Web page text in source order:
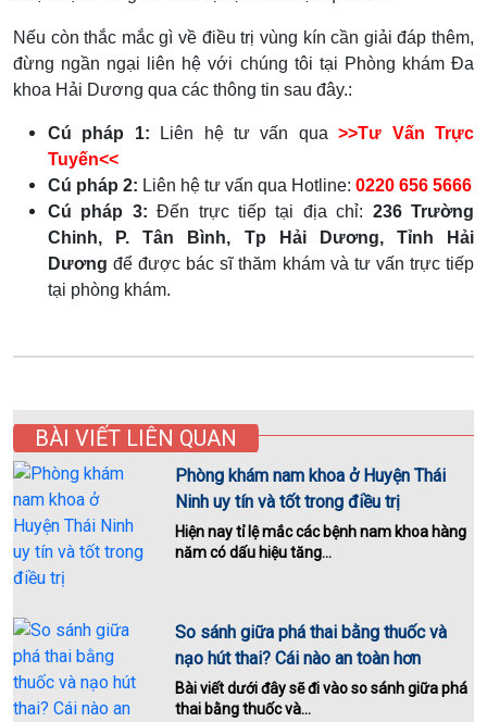
Nếu còn thắc mắc gì về điều trị vùng kín cần giải đáp thêm,
đừng ngần ngại liên hệ với chúng tôi tại Phòng khám Đa
khoa Hải Dương qua các thông tin sau đây.:
Cú pháp 1: Liên hệ tư vấn qua>>Tư Vấn Trực
Tuyến<<
Cú pháp 2: Liên hệ tư vấn qua Hotline: 0220 656 5666
Cú pháp 3: Đến trực tiếp tại địa chỉ: 236 Trường
Chinh, P. Tân Bình, Tp Hải Dương, Tỉnh Hải
Dương để được bác sĩ thăm khám và tư vấn trực tiếp
tại phòng khám.
BÀI VIẾT LIÊN QUAN
Phòng khám nam khoa ở Huyện Thái
Ninh uy tín và tốt trong điều trị
Hiện nay tỉ lệ mắc các bệnh nam khoa hàng
năm có dấu hiệu tăng...
So sánh giữa phá thai bằng thuốc và
nạo hút thai? Cái nào an toàn hơn
Bài viết dưới đây sẽ đi vào so sánh giữa phá
thai bằng thuốc và...